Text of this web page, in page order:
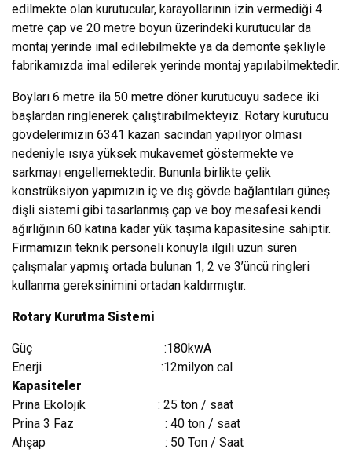
edilmekte olan kurutucular, karayollarının izin vermediği 4
metre çap ve 20 metre boyun üzerindeki kurutucular da
montaj yerinde imal edilebilmekte ya da demonte şekliyle
fabrikamızda imal edilerek yerinde montaj yapılabilmektedir.
Boyları 6 metre ila 50 metre döner kurutucuyu sadece iki
başlardan ringlenerek çalıştırabilmekteyiz. Rotary kurutucu
gövdelerimizin 6341 kazan sacından yapılıyor olması
nedeniyle ısıya yüksek mukavemet göstermekte ve
sarkmayı engellemektedir. Bununla birlikte çelik
konstrüksiyon yapımızın iç ve dış gövde bağlantıları güneş
dişli sistemi gibi tasarlanmış çap ve boy mesafesi kendi
ağırlığının 60 katına kadar yük taşıma kapasitesine sahiptir.
Firmamızın teknik personeli konuyla ilgili uzun süren
çalışmalar yapmış ortada bulunan 1, 2 ve 3’üncü ringleri
kullanma gereksinimini ortadan kaldırmıştır.
Rotary Kurutma Sistemi
Güç :180kwA
Enerji :12milyon cal
Kapasiteler
Prina Ekolojik : 25 ton / saat
Prina 3 Faz : 40 ton / saat
Ahşap : 50 Ton / Saat